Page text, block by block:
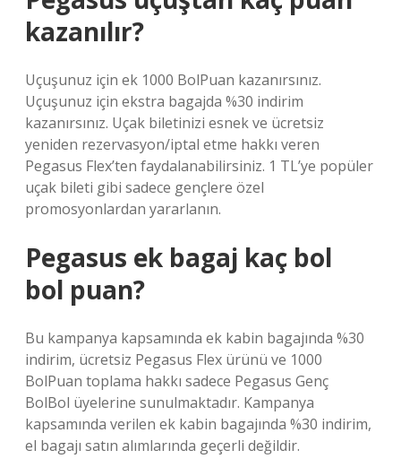
kazanılır?
Uçuşunuz için ek 1000 BolPuan kazanırsınız.
Uçuşunuz için ekstra bagajda %30 indirim
kazanırsınız. Uçak biletinizi esnek ve ücretsiz
yeniden rezervasyon/iptal etme hakkı veren
Pegasus Flex’ten faydalanabilirsiniz. 1 TL’ye popüler
uçak bileti gibi sadece gençlere özel
promosyonlardan yararlanın.
Pegasus ek bagaj kaç bol
bol puan?
Bu kampanya kapsamında ek kabin bagajında ​​%30
indirim, ücretsiz Pegasus Flex ürünü ve 1000
BolPuan toplama hakkı sadece Pegasus Genç
BolBol üyelerine sunulmaktadır. Kampanya
kapsamında verilen ek kabin bagajında ​​%30 indirim,
el bagajı satın alımlarında geçerli değildir.